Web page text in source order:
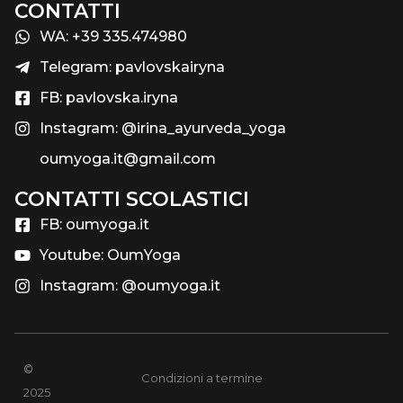
CONTATTI
WA: +39 335.474980
Telegram: pavlovskairyna
FB: pavlovska.iryna
Instagram: @irina_ayurveda_yoga
oumyoga.it@gmail.com
CONTATTI SCOLASTICI​
FB: oumyoga.it
Youtube: OumYoga
Instagram: @oumyoga.it
©
2025
Condizioni a termine